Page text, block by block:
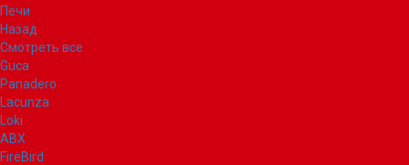
Печи
Назад
Смотреть все
Guca
Panadero
Lacunza
Loki
ABX
FireBird